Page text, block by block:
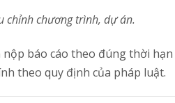
chỉnh chương trình, dự án.
báo cáo theo đúng thời
theo quy định của pháp luật.